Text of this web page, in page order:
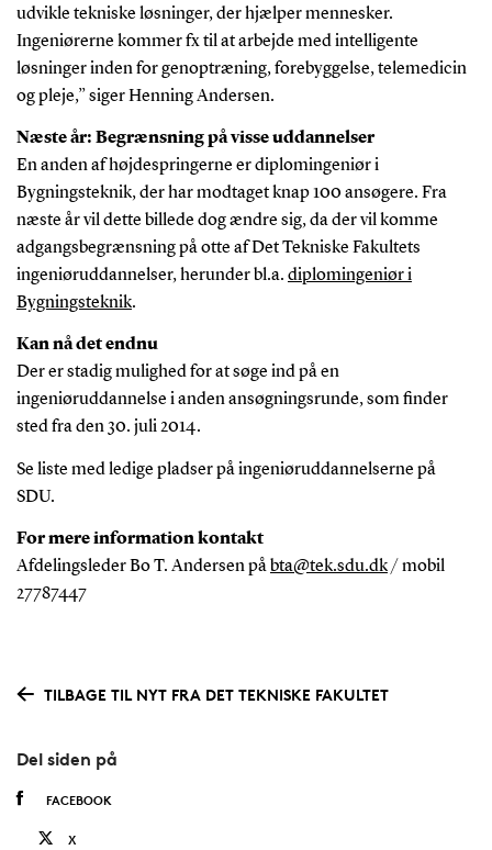
udvikle tekniske løsninger, der hjælper mennesker.
Ingeniørerne kommer fx til at arbejde med intelligente
løsninger inden for genoptræning, forebyggelse, telemedicin
og pleje,” siger Henning Andersen.
Næste år: Begrænsning på visse uddannelser
En anden af højdespringerne er diplomingeniør i
Bygningsteknik, der har modtaget knap 100 ansøgere. Fra
næste år vil dette billede dog ændre sig, da der vil komme
adgangsbegrænsning på otte af Det Tekniske Fakultets
ingeniøruddannelser, herunder bl.a. diplomingeniør i
Bygningsteknik.
Kan nå det endnu
Der er stadig mulighed for at søge ind på en
ingeniøruddannelse i anden ansøgningsrunde, som finder
sted fra den 30. juli 2014.
Se liste med ledige pladser på ingeniøruddannelserne på
SDU.
For mere information kontakt
Afdelingsleder Bo T. Andersen på bta@tek.sdu.dk/ mobil
27787447
TILBAGE TIL NYT FRA DET TEKNISKE FAKULTET
Del siden på
FACEBOOK
X